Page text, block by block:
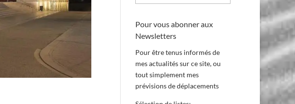
du
Pour vous abonner aux
Newsletters
Pour être tenus informés de
mes actualités sur ce site, ou
tout simplement mes
prévisions de déplacements